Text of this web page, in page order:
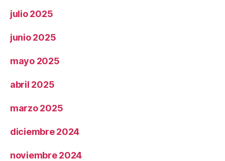
julio 2025
junio 2025
mayo 2025
abril 2025
marzo 2025
diciembre 2024
noviembre 2024